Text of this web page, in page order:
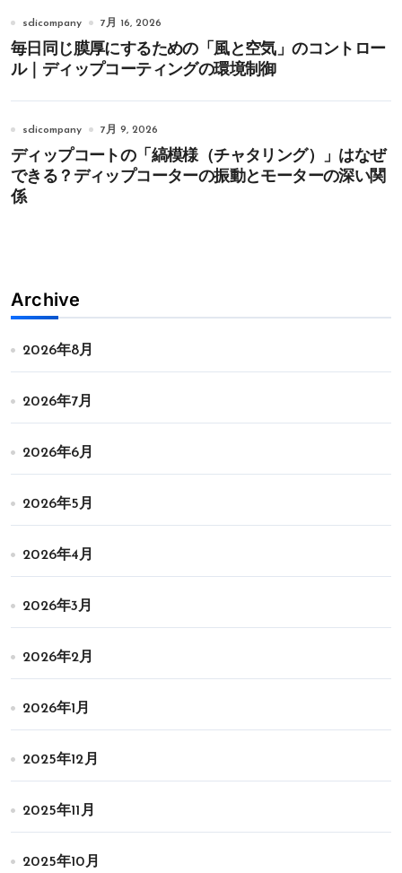
sdicompany 7月 16, 2026
毎日同じ膜厚にするための「風と空気」のコントロー
ル｜ディップコーティングの環境制御
sdicompany 7月 9, 2026
ディップコートの「縞模様（チャタリング）」はなぜ
できる？ディップコーターの振動とモーターの深い関
係
Archive
2026年8月
2026年7月
2026年6月
2026年5月
2026年4月
2026年3月
2026年2月
2026年1月
2025年12月
2025年11月
2025年10月